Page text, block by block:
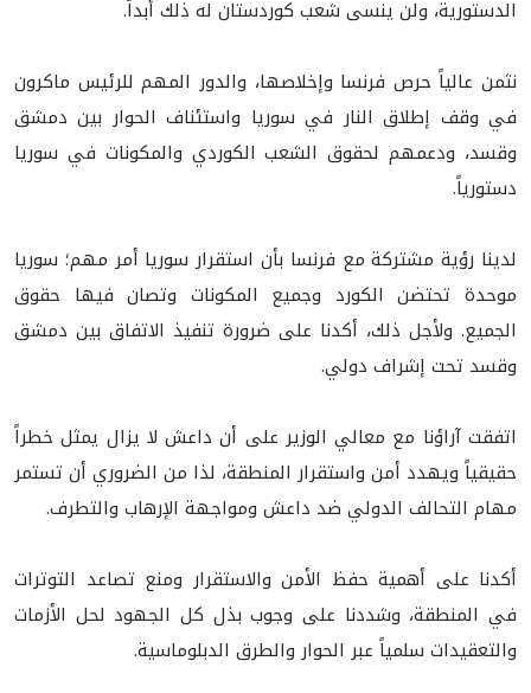
الدستورية، ولن ينسى شعب كوردستان له ذلك أبداً.
نثمن عالياً حرص فرنسا وإخلاصها، والدور المهم للرئيس ماكرون
في وقف إطلاق النار في سوريا واستئناف الحوار بين دمشق
وقسد، ودعمهم لحقوق الشعب الكوردي والمكونات في سوريا
دستورياً.
لدينا رؤية مشتركة مع فرنسا بأن استقرار سوريا أمر مهم؛ سوريا
موحدة تحتضن الكورد وجميع المكونات وتصان فيها حقوق
الجميع. ولأجل ذلك، أكدنا على ضرورة تنفيذ الاتفاق بين دمشق
وقسد تحت إشراف دولي.
اتفقت آراؤنا مع معالي الوزير على أن داعش لا يزال يمثل خطراً
حقيقياً ويهدد أمن واستقرار المنطقة، لذا من الضروري أن تستمر
مهام التحالف الدولي ضد داعش ومواجهة الإرهاب والتطرف.
أكدنا على أهمية حفظ الأمن والاستقرار ومنع تصاعد التوترات
في المنطقة، وشددنا على وجوب بذل كل الجهود لحل الأزمات
والتعقيدات سلمياً عبر الحوار والطرق الدبلوماسية.